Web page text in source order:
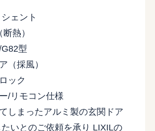
ェント
熱）
型
（採風）
ック
/リモコン仕様
しまったアルミ製の玄関ドア
いとのご依頼を承り LIXILの